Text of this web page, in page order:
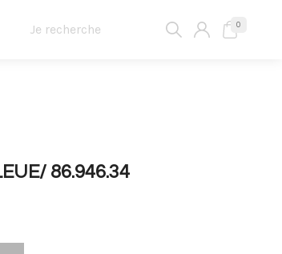
0
86.946.34